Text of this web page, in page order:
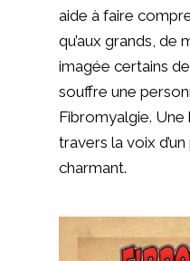
aide à faire
qu’aux grands, de
imagée certains
souffre une
Fibromyalgie.
travers la voix
charmant.